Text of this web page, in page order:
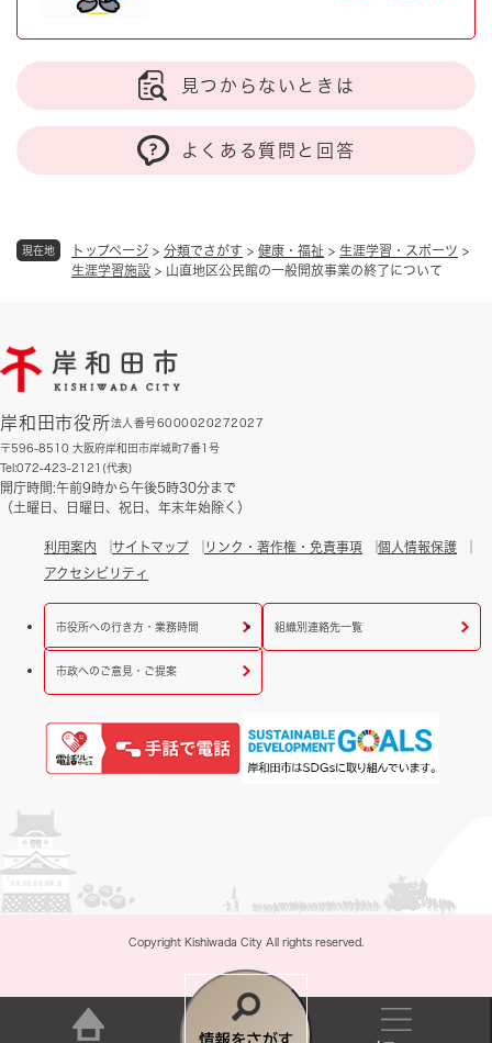
現在地 トップページ > 分類でさがす > 健康・福祉 > 生涯学習・スポーツ >
生涯学習施設 > 山直地区公民館の一般開放事業の終了について
見つからないときは
よくある質問と回答
岸和田市役所法人番号6000020272027
〒596-8510 大阪府岸和田市岸城町7番1号
Tel:072-423-2121(代表)
開庁時間:午前9時から午後5時30分まで
（土曜日、日曜日、祝日、年末年始除く）
利用案内 サイトマップ リンク・著作権・免責事項
個人情報保護
アクセシビリティ
市役所への行き方・業務時間 組織別連絡先一覧
市政へのご意見・ご提案
Copyright Kishiwada City All rights reserved.